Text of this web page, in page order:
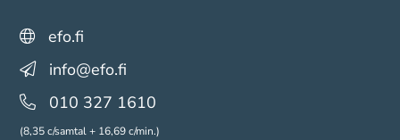
efo.fi
info@efo.fi
010 327 1610
(8,35 c/samtal + 16,69 c/min.)